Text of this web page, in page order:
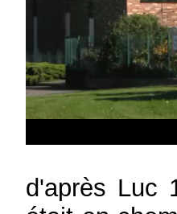
d'après Luc